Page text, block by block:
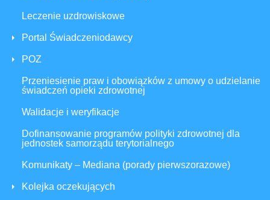
Leczenie uzdrowiskowe
Portal Świadczeniodawcy
POZ
Przeniesienie praw i obowiązków z umowy o udzielanie
świadczeń opieki zdrowotnej
Walidacje i weryfikacje
Dofinansowanie programów polityki zdrowotnej dla
jednostek samorządu terytorialnego
Komunikaty – Mediana (porady pierwszorazowe)
Kolejka oczekujących